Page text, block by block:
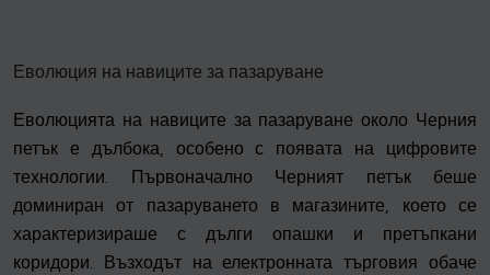
Еволюция на навиците за пазаруване
Еволюцията на навиците за пазаруване около Черния
петък е дълбока, особено с появата на цифровите
технологии. Първоначално Черният петък беше
доминиран от пазаруването в магазините, което се
характеризираше с дълги опашки и претъпкани
коридори. Възходът на електронната търговия обаче